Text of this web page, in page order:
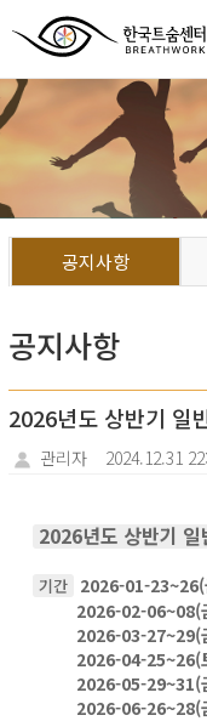
공지사항
공지사항
2026년도 상반기 일
관리자 2024.12.31
2026년도 상반기
기간 2026-01-23~26(
2026-02-06~08(
2026-03-27~29(
2026-04-25~26(
2026-05-29~31(
2026-06-26~28(